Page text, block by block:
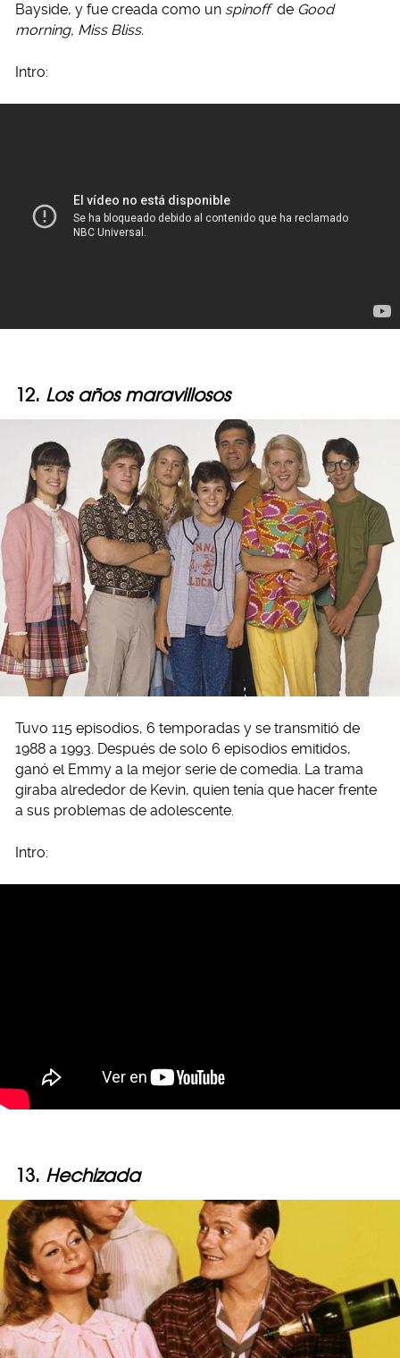
Bayside, y fue creada como un spinoffde Good
morning, Miss Bliss.
Intro:
12. Los años maravillosos
Tuvo 115 episodios, 6 temporadas y se transmitió de
1988 a 1993. Después de solo 6 episodios emitidos,
ganó el Emmy a la mejor serie de comedia. La trama
giraba alrededor de Kevin, quien tenía que hacer frente
a sus problemas de adolescente.
Intro:
13. Hechizada